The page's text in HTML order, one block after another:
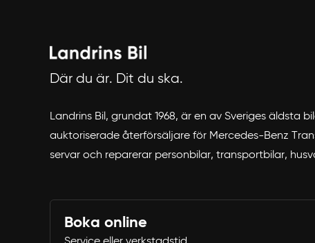
Där du är. Dit du ska.
Landrins Bil, grundat 1968, är en av Sveriges äldsta
auktoriserade återförsäljare för Mercedes-Benz
servar och reparerar personbilar, transportbilar,
Boka online